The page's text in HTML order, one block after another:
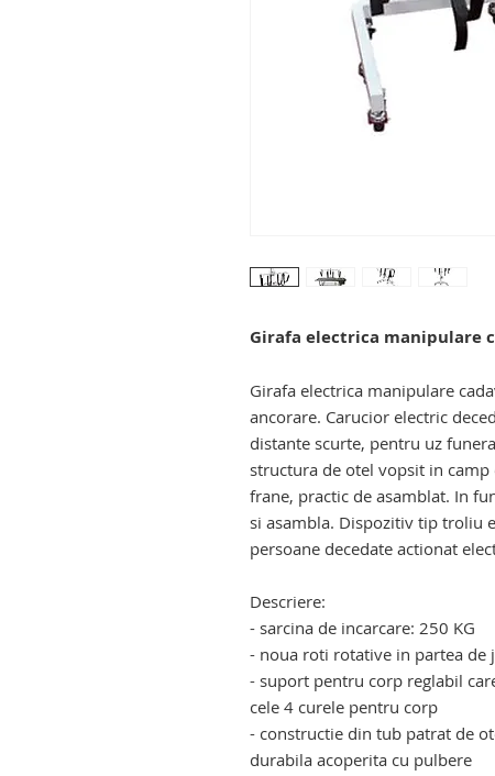
Girafa electrica manipulare
Girafa electrica manipulare
ancorare. Carucior electric
distante scurte, pentru uz
structura de otel vopsit in
frane, practic de asamblat. In
si asambla. Dispozitiv tip troliu
persoane decedate actionat
Descriere:
- sarcina de incarcare: 250 KG
- noua roti rotative in partea de
- suport pentru corp reglabil
cele 4 curele pentru corp
- constructie din tub patrat de
durabila acoperita cu pulbere